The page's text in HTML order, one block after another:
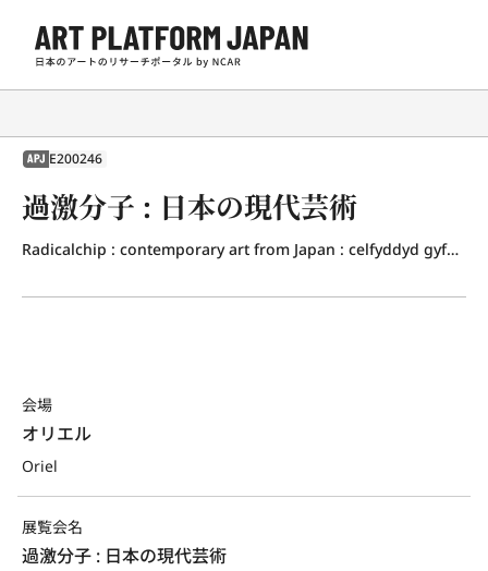
APJ E200246
過激分子 : 日本の現代芸術
Radicalchip : contemporary art from Japan : celfyddyd gyfoes o Siapan
会場
オリエル
Oriel
展覧会名
過激分子 : 日本の現代芸術